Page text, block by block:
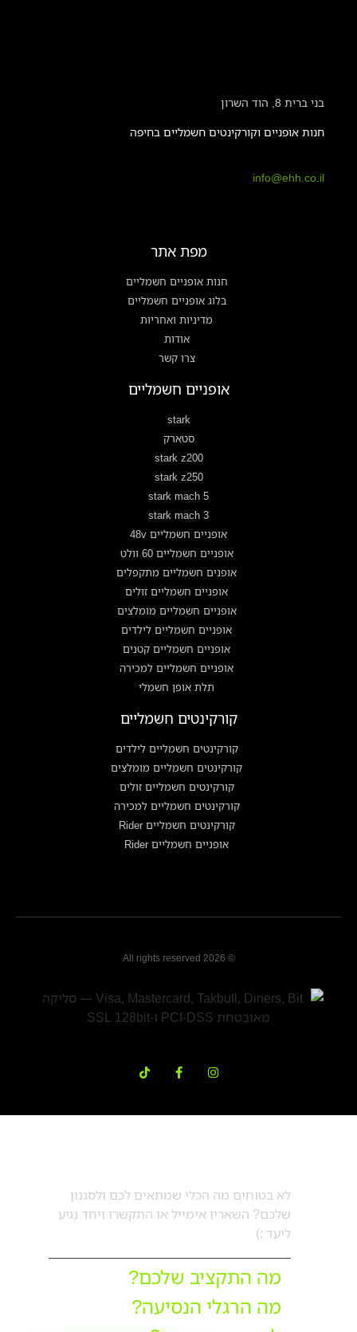
בני ברית 8, הוד השרון
חנות אופניים וקורקינטים חשמליים בחיפה
info@ehh.co.il
מפת אתר
חנות אופניים חשמליים
בלוג אופניים חשמליים
מדיניות ואחריות
אודות
צרו קשר
אופניים חשמליים
stark
סטארק
stark z200
stark z250
stark mach 5
stark mach 3
אופניים חשמליים 48v
אופניים חשמליים 60 וולט
אופנים חשמליים מתקפלים
אופניים חשמליים זולים
אופניים חשמליים מומלצים
אופניים חשמליים לילדים
אופניים חשמליים קטנים
אופניים חשמליים למכירה
תלת אופן חשמלי
קורקינטים חשמליים
קורקינטים חשמליים לילדים
קורקינטים חשמליים מומלצים
קורקינטים חשמליים זולים
קורקינטים חשמליים למכירה
קורקינטים חשמליים Rider
אופניים חשמליים Rider
© 2026 All rights reserved
לא בטוחים מה הכלי שמתאים לכם ולסגנון
שלכם? השאריו אימייל או התקשרו ויחד נגיע
ליעד :)
מה התקציב שלכם?
מה הרגלי הנסיעה?